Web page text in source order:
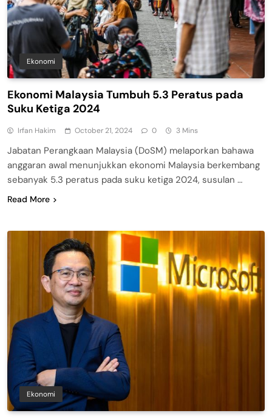
Ekonomi
Ekonomi Malaysia Tumbuh 5.3 Peratus pada
Suku Ketiga 2024
Irfan Hakim October 21, 2024 0 3 Mins
Jabatan Perangkaan Malaysia (DoSM) melaporkan bahawa
anggaran awal menunjukkan ekonomi Malaysia berkembang
sebanyak 5.3 peratus pada suku ketiga 2024, susulan …
Read More
Ekonomi